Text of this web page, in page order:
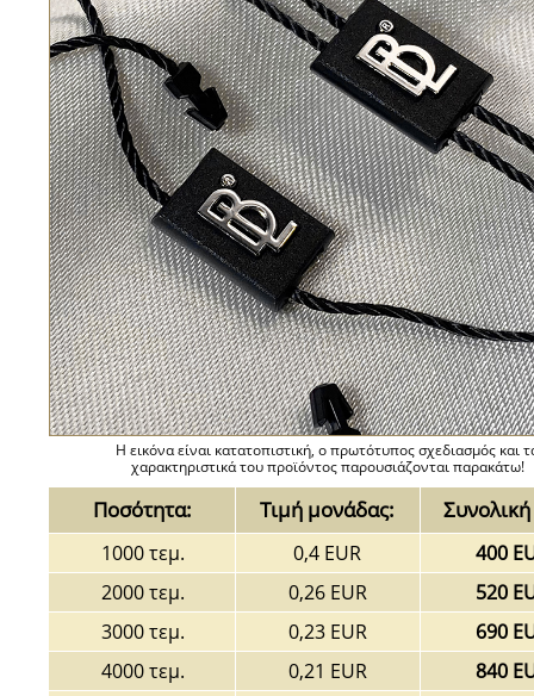
Η εικόνα είναι κατατοπιστική, ο πρωτότυπος σχεδιασμός και
χαρακτηριστικά του προϊόντος παρουσιάζονται παρακάτω!
Ποσότητα: Τιμή μονάδας:
1000 τεμ. 0,4 EUR
400
2000 τεμ.
0,26 EUR
520
3000 τεμ.
0,23 EUR
690
4000 τεμ.
0,21 EUR
840